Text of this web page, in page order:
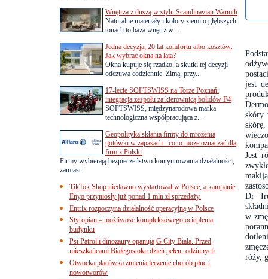
jest
skóry
Jest
Dr
w
róży,
Wnętrza z duszą w stylu Scandinavian Warmth
Naturalne materiały i kolory ziemi o głębszych
tonach to baza wnętrz w...
Jedna decyzja, 20 lat komfortu albo kosztów.
Jak wybrać okna na lata?
Okna kupuje się rzadko, a skutki tej decyzji
odczuwa codziennie. Zimą, przy...
17-lecie SOFTSWISS na Torze Poznań:
integracja zespołu za kierownicą bolidów F4
SOFTSWISS, międzynarodowa marka
technologiczna współpracująca z...
Geopolityka skłania firmy do mrożenia
gotówki w zapasach - co to może oznaczać dla
firm z Polski
Firmy wybierają bezpieczeństwo kontynuowania działalności,
zamiast...
TikTok Shop niedawno wystartował w Polsce, a kampanie
Enyo przyniosły już ponad 1 mln zł sprzedaży.
Entrix rozpoczyna działalność operacyjną w Polsce
Styropian – możliwość kompleksowego ocieplenia
budynku
Psi Patrol i dinozaury opanują G City Biała. Przed
mieszkańcami Białegostoku dzień pełen rodzinnych
Otwocka placówka zmienia leczenie chorób płuc i
nowotworów